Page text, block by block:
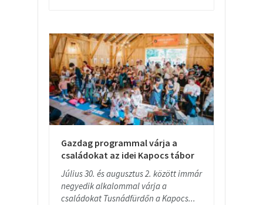
Gazdag programmal várja a
családokat az idei Kapocs tábor
Július 30. és augusztus 2. között immár
negyedik alkalommal várja a
családokat Tusnádfürdőn a Kapocs...